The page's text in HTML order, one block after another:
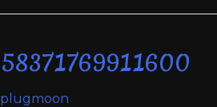
plugmoon